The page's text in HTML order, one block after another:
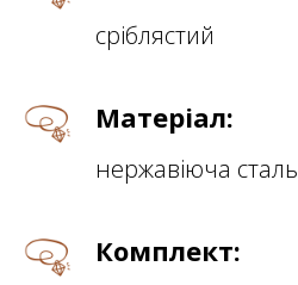
сріблястий
Матеріал:
нержавіюча сталь
Комплект: